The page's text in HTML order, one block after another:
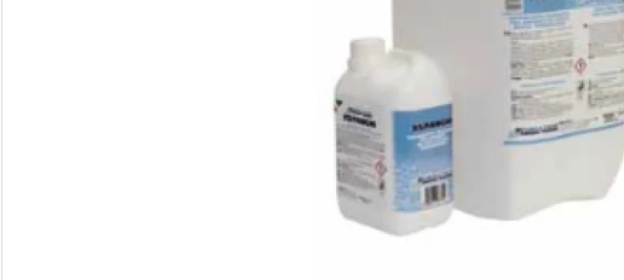
10" VLOŽKA UMÝVATEĽNÁ RL-SX 50MCR
10" FILTER SENIOR DUO 1"
€37,10